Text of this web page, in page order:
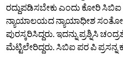
ರದ್ದುಪಡಿಸಬೇಕು ಎಂದು ಕೋರಿ ಸಿಬಿಐ
ನ್ಯಾಯಾಲಯದ ನ್ಯಾಯಾಧೀಶ
ಪುರಸ್ಕರಿಸಿದ್ದರು. ಇದನ್ನು ಪ್ರಶ್ನಿಸಿ
ಮೆಟ್ಟಿಲೇರಿದ್ದರು. ಸಿಬಿಐ ಪರ ಪಿ